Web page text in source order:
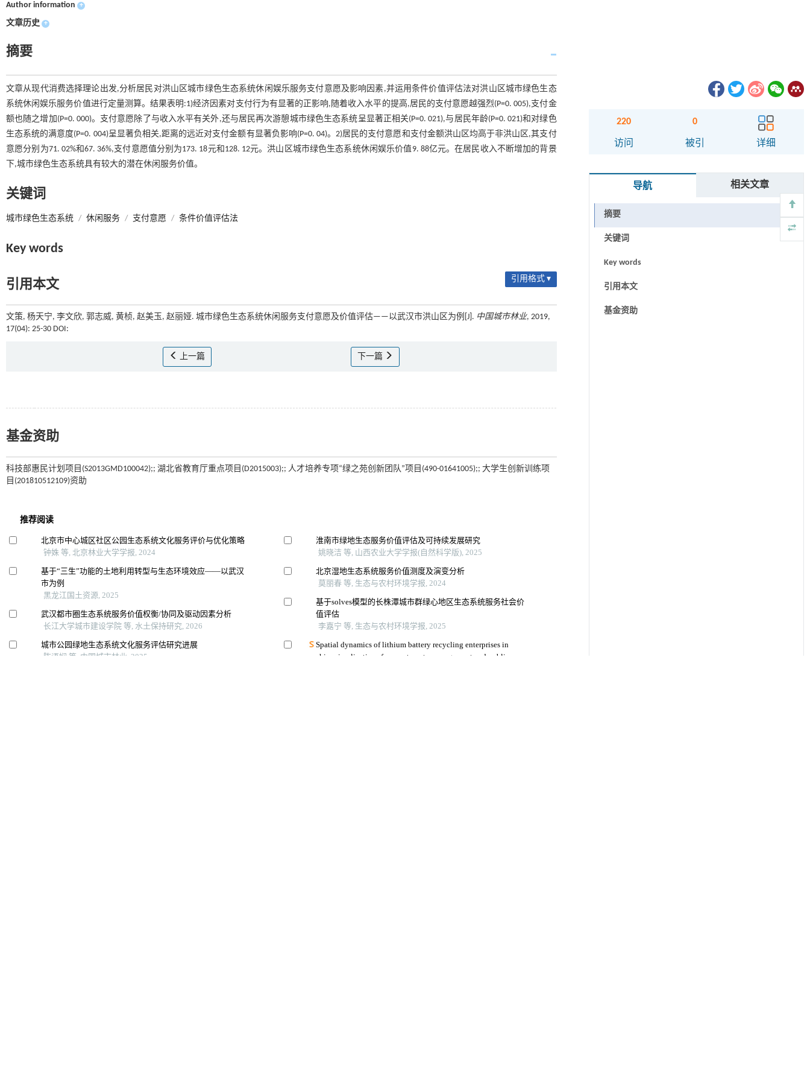
Author information +
文章历史 +
摘要
文章从现代消费选择理论出发,分析居民对洪山区城市绿色生态系统休闲娱乐服务支付意愿及影响因素,并运用条件价值评估法对洪山区城市绿色生态
系统休闲娱乐服务价值进行定量测算。结果表明:1)经济因素对支付行为有显著的正影响,随着收入水平的提高,居民的支付意愿越强烈(P=0. 005),支付金
额也随之增加(P=0. 000)。支付意愿除了与收入水平有关外,还与居民再次游憩城市绿色生态系统呈显著正相关(P=0. 021),与居民年龄(P=0. 021)和对绿色
生态系统的满意度(P=0. 004)呈显著负相关,距离的远近对支付金额有显著负影响(P=0. 04)。2)居民的支付意愿和支付金额洪山区均高于非洪山区,其支付
意愿分别为71. 02%和67. 36%,支付意愿值分别为173. 18元和128. 12元。洪山区城市绿色生态系统休闲娱乐价值9. 88亿元。在居民收入不断增加的背景
下,城市绿色生态系统具有较大的潜在休闲服务价值。
关键词
城市绿色生态系统 / 休闲服务 / 支付意愿 / 条件价值评估法
Key words
引用本文 引用格式 ▾
文策, 杨天宁, 李文欣, 郭志威, 黄桢, 赵美玉, 赵丽娅. 城市绿色生态系统休闲服务支付意愿及价值评估——以武汉市洪山区为例[J]. 中国城市林业, 2019,
17(04): 25-30 DOI:
上一篇 下一篇
基金资助
科技部惠民计划项目(S2013GMD100042);; 湖北省教育厅重点项目(D2015003);; 人才培养专项“绿之苑创新团队”项目(490-01641005);; 大学生创新训练项
目(201810512109)资助
220
访问
0
被引 详细
导航 相关文章
摘要
关键词
Key words
引用本文
基金资助